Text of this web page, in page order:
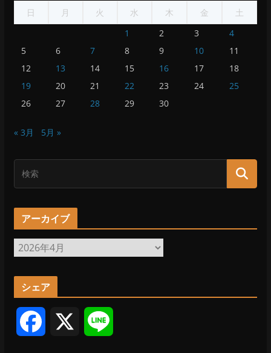
日
月 火 水 木 金
土
1
2 3
4
5
6 7 8 9 10
11
12
13 14 15 16 17
18
19
20 21 22 23 24
25
26
27 28 29 30
« 3月 5月 »
アーカイブ
ア
カ
ブ
シェア